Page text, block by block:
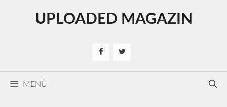
UPLOADED MAGAZIN
MENÜ